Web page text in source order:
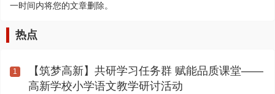
一时间内将您的文章删除。
热点
1
【筑梦高新】共研学习任务群 赋能品质课堂——
高新学校小学语文教学研讨活动